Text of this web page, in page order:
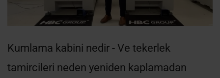
Kumlama kabini nedir - Ve tekerlek
tamircileri neden yeniden kaplamadan